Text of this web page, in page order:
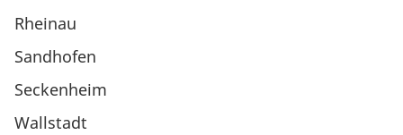
Rheinau
Sandhofen
Seckenheim
Wallstadt